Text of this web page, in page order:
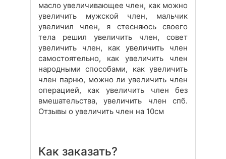
масло увеличивающее член, как можно
увеличить мужской член, мальчик
увеличил член, я стесняюсь своего
тела решил увеличить член, совет
увеличить член, как увеличить член
самостоятельно, как увеличить член
народными способами, как увеличить
член парню, можно ли увеличить член
операцией, как увеличить член без
вмешательства, увеличить член спб.
Отзывы о увеличить член на 10см
Как заказать?